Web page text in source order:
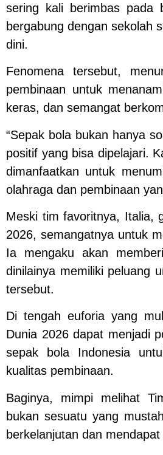
sering kali berimbas pada
bergabung dengan sekolah
dini.
Fenomena tersebut,
pembinaan untuk
keras, dan semangat
“Sepak bola bukan hanya
positif yang bisa dipelajari.
dimanfaatkan untuk
olahraga dan pembinaan
Meski tim favoritnya, Italia,
2026, semangatnya untuk
Ia mengaku akan
dinilainya memiliki peluang
tersebut.
Di tengah euforia yang
Dunia 2026 dapat menjadi
sepak bola Indonesia
kualitas pembinaan.
Baginya, mimpi melihat
bukan sesuatu yang
berkelanjutan dan